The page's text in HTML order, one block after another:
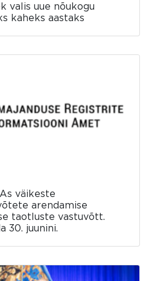
valis uue nõukogu
kaheks aastaks
väikeste
arendamise
taotluste vastuvõtt.
30. juunini.